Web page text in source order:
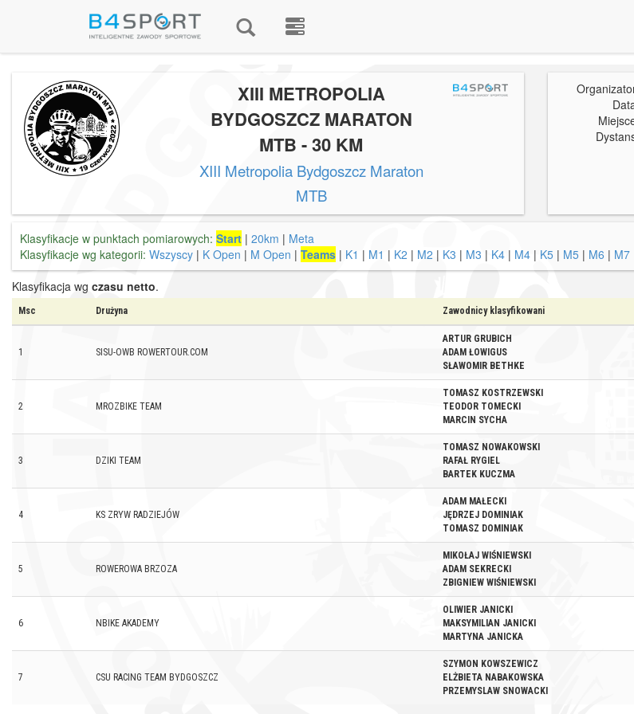
XIII METROPOLIA
BYDGOSZCZ MARATON
MTB - 30 KM
XIII Metropolia Bydgoszcz Maraton
MTB
Klasyfikacje w punktach pomiarowych: Start | 20km | Meta
Klasyfikacje wg kategorii: Wszyscy | K Open | M Open | Teams | K1 | M1 | K2 | M2 | K3 | M3 | K4 | M4 | K5 | M5 | M6 | M7
Klasyfikacja wg czasu netto.
Msc Drużyna Zawodnicy klasyfikowani
1 SISU-OWB ROWERTOUR.COM
ARTUR GRUBICH
ADAM ŁOWIGUS
SŁAWOMIR BETHKE
2 MROZBIKE TEAM
TOMASZ KOSTRZEWSKI
TEODOR TOMECKI
MARCIN SYCHA
3 DZIKI TEAM
TOMASZ NOWAKOWSKI
RAFAŁ RYGIEL
BARTEK KUCZMA
4 KS ZRYW RADZIEJÓW
ADAM MAŁECKI
JĘDRZEJ DOMINIAK
TOMASZ DOMINIAK
5 ROWEROWA BRZOZA
MIKOŁAJ WIŚNIEWSKI
ADAM SEKRECKI
ZBIGNIEW WIŚNIEWSKI
6 NBIKE AKADEMY
OLIWIER JANICKI
MAKSYMILIAN JANICKI
MARTYNA JANICKA
7 CSU RACING TEAM BYDGOSZCZ
SZYMON KOWSZEWICZ
ELŻBIETA NABAKOWSKA
PRZEMYSLAW SNOWACKI